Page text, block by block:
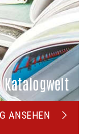
Katalogwelt
ANSEHEN